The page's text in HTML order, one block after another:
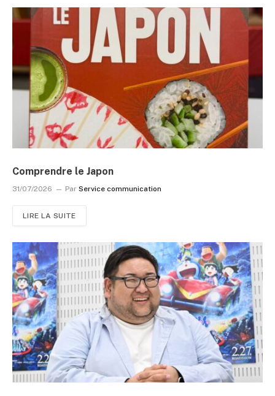
Comprendre le Japon
31/07/2026 Par Service communication
LIRE LA SUITE